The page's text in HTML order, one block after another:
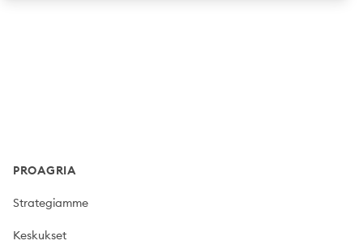
PROAGRIA
Strategiamme
Keskukset